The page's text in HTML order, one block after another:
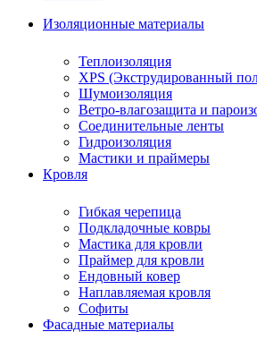
Изоляционные материалы
Теплоизоляция
XPS (Экструдированный
Шумоизоляция
Ветро-влагозащита и
Соединительные ленты
Гидроизоляция
Мастики и праймеры
Кровля
Гибкая черепица
Подкладочные ковры
Мастика для кровли
Праймер для кровли
Ендовный ковер
Наплавляемая кровля
Софиты
Фасадные материалы